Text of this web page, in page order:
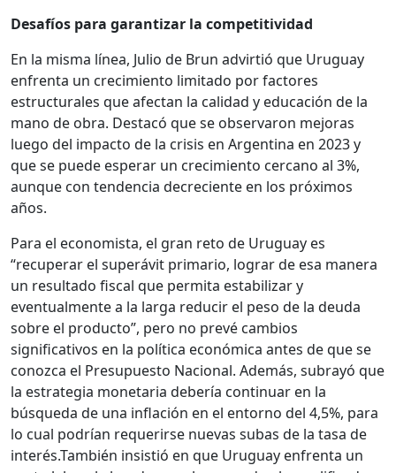
Desafíos para garantizar la competitividad
En la misma línea, Julio de Brun advirtió que Uruguay
enfrenta un crecimiento limitado por factores
estructurales que afectan la calidad y educación de la
mano de obra. Destacó que se observaron mejoras
luego del impacto de la crisis en Argentina en 2023 y
que se puede esperar un crecimiento cercano al 3%,
aunque con tendencia decreciente en los próximos
años.
Para el economista, el gran reto de Uruguay es
“recuperar el superávit primario, lograr de esa manera
un resultado fiscal que permita estabilizar y
eventualmente a la larga reducir el peso de la deuda
sobre el producto”, pero no prevé cambios
significativos en la política económica antes de que se
conozca el Presupuesto Nacional. Además, subrayó que
la estrategia monetaria debería continuar en la
búsqueda de una inflación en el entorno del 4,5%, para
lo cual podrían requerirse nuevas subas de la tasa de
interés.También insistió en que Uruguay enfrenta un